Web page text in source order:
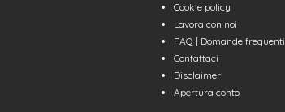
Cookie policy
Lavora con noi
FAQ | Domande frequenti
Contattaci
Disclaimer
Apertura conto